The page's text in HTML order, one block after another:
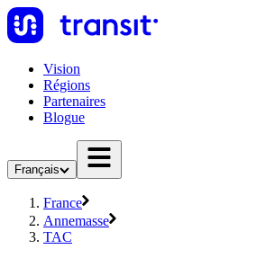
Vision
Régions
Partenaires
Blogue
Français
France
Annemasse
TAC